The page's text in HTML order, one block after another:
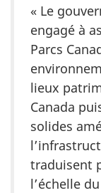
« Le
engagé à
Parcs
lieux
Canada
solides
traduisent
l’échelle